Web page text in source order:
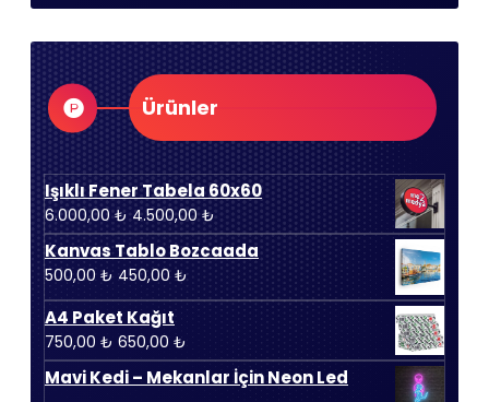
Ürünler
Işıklı Fener Tabela 60x60
6.000,00₺ Orijinal
fiyat:
6.000,00 ₺.
4.500,00₺Şu
andaki
fiyat:
4.500,00 ₺.
Kanvas Tablo Bozcaada
500,00 ₺ Orijinal
fiyat:
500,00 ₺.
450,00 ₺Şu
andaki
450,00 ₺.
A4 Paket Kağıt
750,00 ₺ Orijinal
fiyat:
750,00 ₺.
650,00 ₺
andaki
fiyat:
Mavi Kedi – Mekanlar İçin Neon Led